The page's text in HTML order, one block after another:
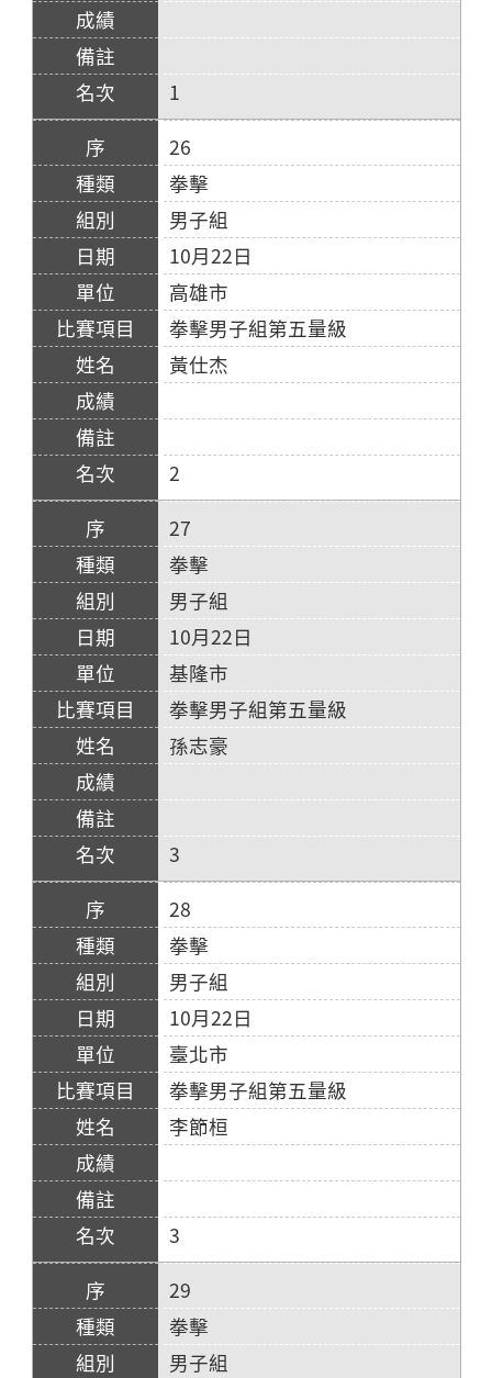
1
26
拳擊
男子組
10月22日
高雄市
拳擊男子組第五量級
黃仕杰
2
27
拳擊
男子組
10月22日
基隆市
拳擊男子組第五量級
孫志豪
3
28
拳擊
男子組
10月22日
臺北市
拳擊男子組第五量級
李節桓
3
29
拳擊
男子組